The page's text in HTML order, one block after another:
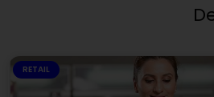
RETAIL